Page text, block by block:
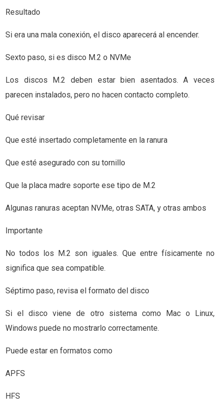
Resultado
Si era una mala conexión, el disco aparecerá al encender.
Sexto paso, si es disco M.2 o NVMe
Los discos M.2 deben estar bien asentados. A veces
parecen instalados, pero no hacen contacto completo.
Qué revisar
Que esté insertado completamente en la ranura
Que esté asegurado con su tornillo
Que la placa madre soporte ese tipo de M.2
Algunas ranuras aceptan NVMe, otras SATA, y otras ambos
Importante
No todos los M.2 son iguales. Que entre físicamente no
significa que sea compatible.
Séptimo paso, revisa el formato del disco
Si el disco viene de otro sistema como Mac o Linux,
Windows puede no mostrarlo correctamente.
Puede estar en formatos como
APFS
HFS